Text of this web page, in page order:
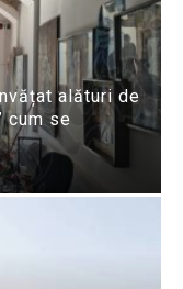
alături de
cum se